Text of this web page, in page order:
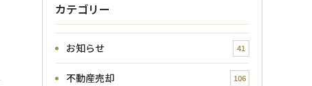
カテゴリー
お知らせ 41
不動産売却 106